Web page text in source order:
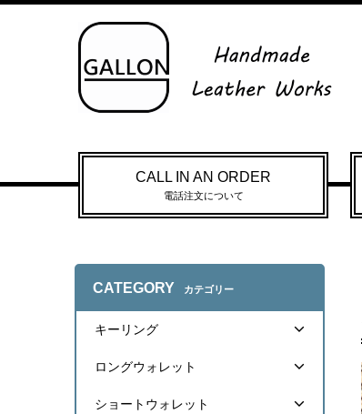
CALL IN AN ORDER
電話注文について
CATEGORY カテゴリー
キーリング
ロングウォレット
ショートウォレット